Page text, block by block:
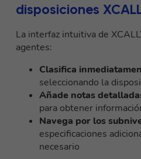
disposiciones
La interfaz intuitiva de
agentes:
Clasifica
seleccionando la
Añade notas
para obtener
Navega por los
especificaciones
necesario